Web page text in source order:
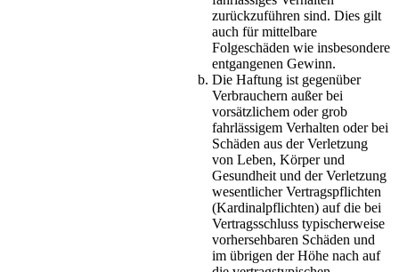
zurückzuführen sind. Dies gilt
auch für mittelbare
Folgeschäden wie insbesondere
entgangenen Gewinn.
Die Haftung ist gegenüber
Verbrauchern außer bei
vorsätzlichem oder grob
fahrlässigem Verhalten oder bei
Schäden aus der Verletzung
von Leben, Körper und
Gesundheit und der Verletzung
wesentlicher Vertragspflichten
(Kardinalpflichten) auf die bei
Vertragsschluss typischerweise
vorhersehbaren Schäden und
im übrigen der Höhe nach auf